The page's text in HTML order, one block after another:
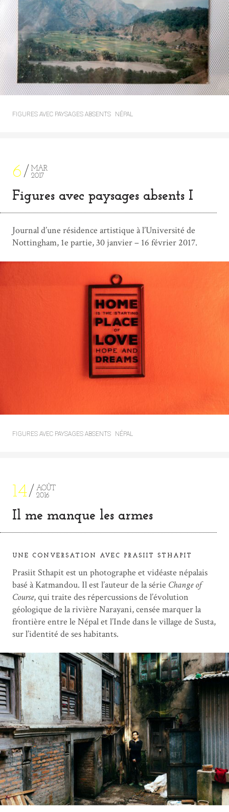
FIGURES AVEC PAYSAGES ABSENTS NÉPAL
6
MAR
2017
Figures avec paysages absents I
Journal d’une résidence artistique à l’Université de
Nottingham, 1e partie, 30 janvier – 16 février 2017.
FIGURES AVEC PAYSAGES ABSENTS NÉPAL
14
AOÛT
2016
Il me manque les armes
UNE CONVERSATION AVEC PRASIIT STHAPIT
Prasiit Sthapit est un photographe et vidéaste népalais
basé à Katmandou. Il est l’auteur de la série Change of
Course, qui traite des répercussions de l’évolution
géologique de la rivière Narayani, censée marquer la
frontière entre le Népal et l’Inde dans le village de Susta,
sur l’identité de ses habitants.